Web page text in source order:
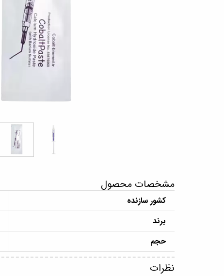
مشخصات محصول
کشور سازنده
برند
حجم
نظرات